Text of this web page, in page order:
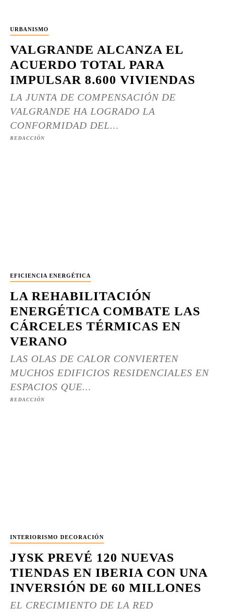
URBANISMO
VALGRANDE ALCANZA EL
ACUERDO TOTAL PARA
IMPULSAR 8.600 VIVIENDAS
LA JUNTA DE COMPENSACIÓN DE
VALGRANDE HA LOGRADO LA
CONFORMIDAD DEL...
REDACCIÓN
EFICIENCIA ENERGÉTICA
LA REHABILITACIÓN
ENERGÉTICA COMBATE LAS
CÁRCELES TÉRMICAS EN
VERANO
LAS OLAS DE CALOR CONVIERTEN
MUCHOS EDIFICIOS RESIDENCIALES EN
ESPACIOS QUE...
REDACCIÓN
INTERIORISMO DECORACIÓN
JYSK PREVÉ 120 NUEVAS
TIENDAS EN IBERIA CON UNA
INVERSIÓN DE 60 MILLONES
EL CRECIMIENTO DE LA RED